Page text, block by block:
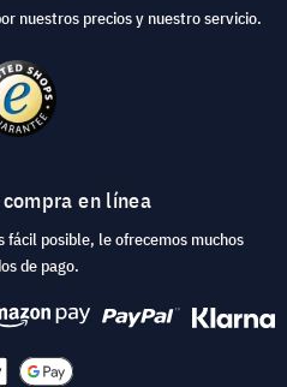
nuestros precios y nuestro servicio.
en línea
fácil posible, le ofrecemos muchos
de pago.